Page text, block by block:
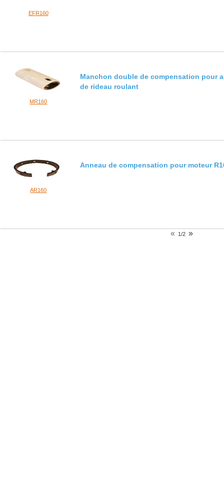
EFR160
MR160
Manchon double de compensation pour
de rideau roulant
AR160
Anneau de compensation pour moteur
« 1/2»